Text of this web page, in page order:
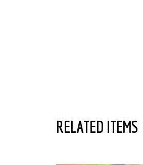
RELATED ITEMS